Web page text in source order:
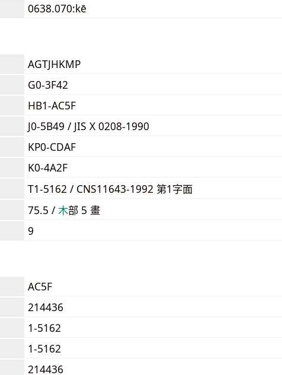
0638.070:kē
AGTJHKMP
G0-3F42
HB1-AC5F
J0-5B49 / JIS X 0208-1990
KP0-CDAF
K0-4A2F
T1-5162 / CNS11643-1992 第1字面
75.5 /⽊部 5 畫
9
AC5F
214436
1-5162
1-5162
214436